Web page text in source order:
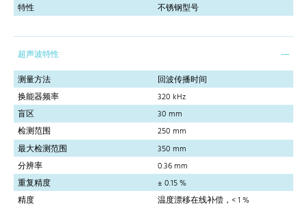
特性
不锈钢型号
超声波特性
测量方法
回波传播时间
换能器频率
320 kHz
盲区
30 mm
检测范围
250 mm
最大检测范围
350 mm
分辨率
0.36 mm
重复精度
± 0.15 %
精度
温度漂移在线补偿，< 1 %